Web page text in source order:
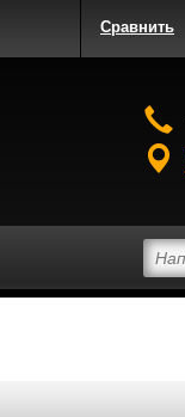
Сравнить